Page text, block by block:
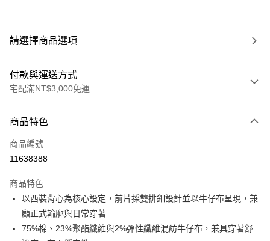
請選擇商品選項
付款與運送方式
宅配滿NT$3,000免運
信用卡一次付款
信用卡分期付款
合作金庫商業銀行
華南商業銀行
彰化商業銀行
上海商業儲蓄銀行
國泰世華商業銀行
兆豐國際商業銀行
6 期 0 利率 每期
華南商業銀行
上海商業儲蓄銀行
台北富邦商業銀行
LINE Pay
Apple Pay
商品特色
商品編號
11638388
商品特色
以西裝背心為核心設定，前片採雙排釦設計並以牛仔布呈現，兼
顧正式輪廓與日常穿著
75%棉、23%聚酯纖維與2%彈性纖維混紡牛仔布，兼具穿著舒